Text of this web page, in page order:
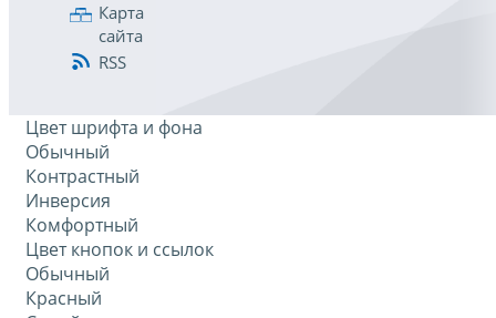
Карта
сайта
RSS
Цвет шрифта и фона
Обычный
Контрастный
Инверсия
Комфортный
Цвет кнопок и ссылок
Обычный
Красный